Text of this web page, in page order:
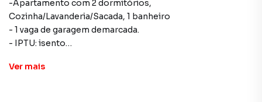
-Apartamento com 2 dormitórios,
Cozinha/Lavanderia/Sacada, 1 banheiro
- 1 vaga de garagem demarcada.
- IPTU: isento
👍 Aceitamos veículos e FGTS como parte de pagamento.
Ver mais